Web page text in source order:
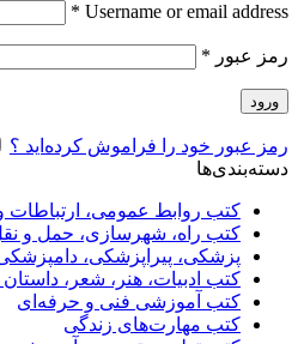
Username or email address
*
رمز عبور *
ورود
رمز عبور خود را فراموش کرده‌اید ؟
دسته‌بندی‌ها
کتب روابط عمومی، ارتباطات و
کتب راه، شهرسازی، حمل و
پزشکی، پیراپزشکی،
کتب ادبیات، هنر، شعر، داستان
کتب آموزشی فنی و حرفه‌ای
کتب مهارت‌های زندگی